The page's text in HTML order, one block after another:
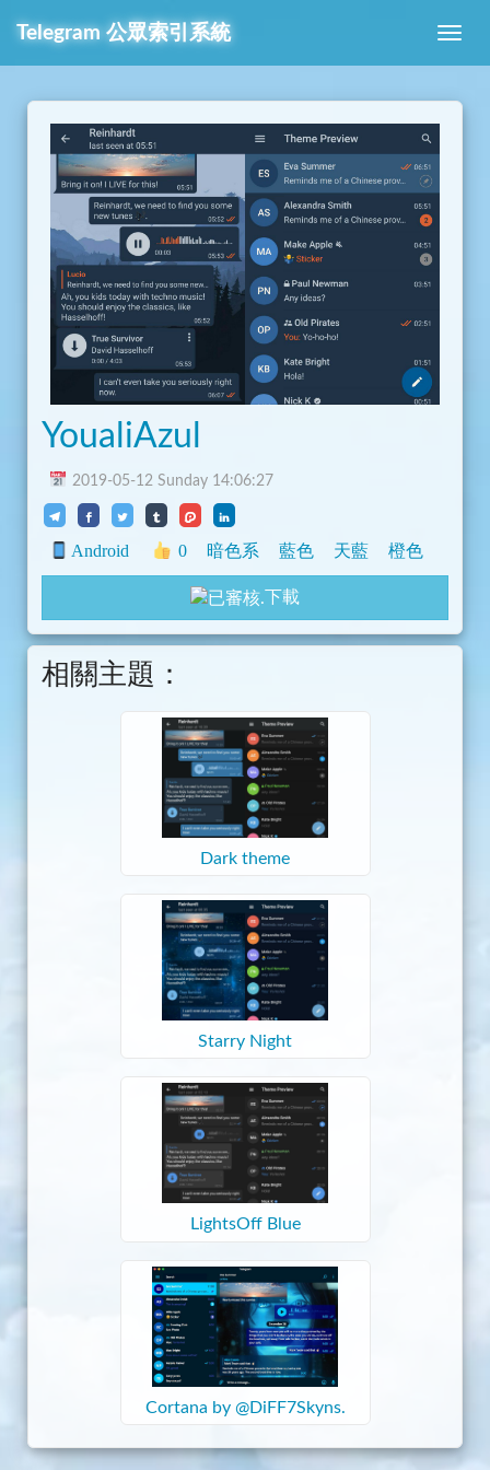
Telegram 公眾索引系統
YoualiAzul
2019-05-12 Sunday 14:06:27
Android 0 暗色系 藍色 天藍 橙色
下載
相關主題：
Dark theme
Starry Night
LightsOff Blue
Cortana by @DiFF7Skyns.